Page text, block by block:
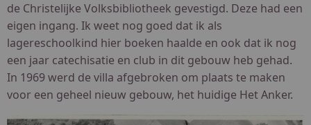
de Christelijke Volksbibliotheek gevestigd. Deze had een
eigen ingang. Ik weet nog goed dat ik als
lagereschoolkind hier boeken haalde en ook dat ik nog
een jaar catechisatie en club in dit gebouw heb gehad.
In 1969 werd de villa afgebroken om plaats te maken
voor een geheel nieuw gebouw, het huidige Het Anker.